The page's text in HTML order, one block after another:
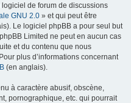
de forum de discussions
GNU 2.0 » et qui peut être
Le logiciel phpBB a pour seul but
Limited ne peut en aucun cas
et du contenu que nous
plus d’informations concernant
(en anglais).
à caractère abusif, obscène,
pornographique, etc. qui pourrait